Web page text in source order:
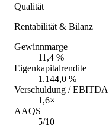
Qualität
Rentabilität & Bilanz
Gewinnmarge
11,4 %
Eigenkapitalrendite
1.144,0 %
Verschuldung / EBITDA
1,6×
AAQS
5/10